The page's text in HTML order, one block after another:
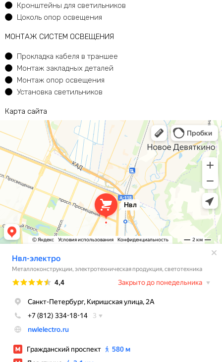
Кронштейны для светильников
Цоколь опор освещения
МОНТАЖ СИСТЕМ ОСВЕЩЕНИЯ
Прокладка кабеля в траншее
Монтаж закладных деталей
Монтаж опор освещения
Установка светильников
Карта сайта